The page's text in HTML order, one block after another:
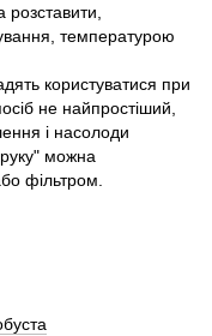
розставити,
температурою
користуватися при
не найпростіший,
і насолоди
можна
фільтром.